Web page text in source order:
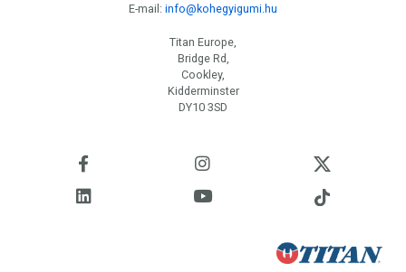
E-mail: info@kohegyigumi.hu
Titan Europe,
Bridge Rd,
Cookley,
Kidderminster
DY10 3SD